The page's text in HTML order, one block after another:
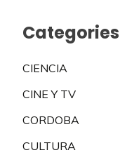
Categories
CIENCIA
CINE Y TV
CORDOBA
CULTURA